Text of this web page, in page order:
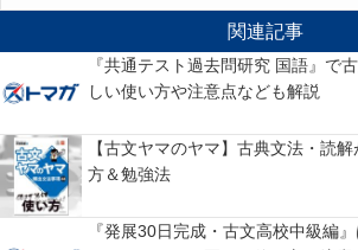
関連記事
『共通テスト過去問研究 国語』で
しい使い方や注意点なども解説
【古文ヤマのヤマ】古典文法・読
方＆勉強法
『発展30日完成・古文高校中級編